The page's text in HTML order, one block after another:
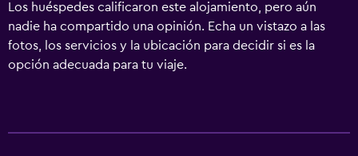
Los huéspedes calificaron este alojamiento, pero aún
nadie ha compartido una opinión. Echa un vistazo a las
fotos, los servicios y la ubicación para decidir si es la
opción adecuada para tu viaje.